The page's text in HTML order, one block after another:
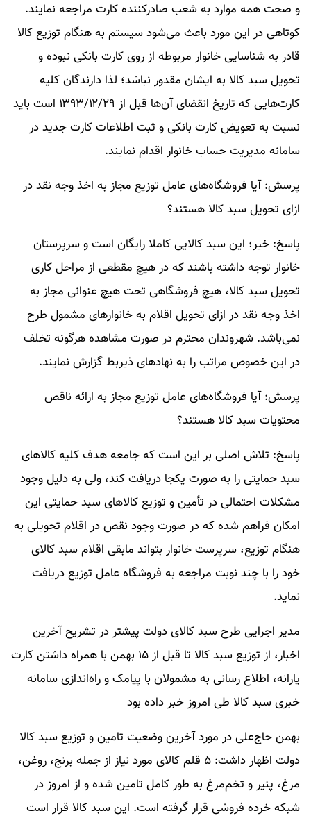
و صحت همه موارد به شعب صادرکننده کارت مراجعه نمایند.
کوتاهی در این مورد باعث می‌شود سیستم به هنگام توزیع کالا
قادر به شناسایی خانوار مربوطه از روی کارت بانکی نبوده و
تحویل سبد کالا به ایشان مقدور نباشد؛ لذا دارندگان کلیه
کارت‌هایی که تاریخ انقضای آن‌ها قبل از ۱۳۹۳/۱۲/۲۹ است باید
نسبت به تعویض کارت بانکی و ثبت اطلاعات کارت جدید در
سامانه مدیریت حساب خانوار اقدام نمایند.
پرسش: آیا فروشگاه‌های عامل توزیع مجاز به اخذ وجه نقد در
ازای تحویل سبد کالا هستند؟
پاسخ: خیر؛ این سبد کالایی کاملا رایگان است و سرپرستان
خانوار توجه داشته باشند که در هیچ مقطعی از مراحل کاری
تحویل سبد کالا، هیچ فروشگاهی تحت هیچ عنوانی مجاز به
اخذ وجه نقد در ازای تحویل اقلام به خانوار‌های مشمول طرح
نمی‌باشد. شهروندان محترم در صورت مشاهده هرگونه تخلف
در این خصوص مراتب را به نهاد‌های ذیربط گزارش نمایند.
پرسش: آیا فروشگاه‌های عامل توزیع مجاز به ارائه ناقص
محتویات سبد کالا هستند؟
پاسخ: تلاش اصلی بر این است که جامعه هدف کلیه کالا‌های
سبد حمایتی را به صورت یکجا دریافت کند، ولی به دلیل وجود
مشکلات احتمالی در تأمین و توزیع کالا‌های سبد حمایتی این
امکان فراهم شده که در صورت وجود نقص در اقلام تحویلی به
هنگام توزیع، سرپرست خانوار بتواند مابقی اقلام سبد کالای
خود را با چند نوبت مراجعه به فروشگاه عامل توزیع دریافت
نماید.
مدیر اجرایی طرح سبد کالای دولت پیشتر در تشریح آخرین
اخبار، از توزیع سبد کالا تا قبل از ۱۵ بهمن با همراه داشتن کارت
یارانه، اطلاع رسانی به مشمولان با پیامک و راه‌اندازی سامانه
خبری سبد کالا طی امروز خبر داده بود
بهمن حاج‌علی در مورد آخرین وضعیت تامین و توزیع سبد کالا
دولت اظهار داشت: ۵ قلم کالای مورد نیاز از جمله برنج، روغن،
مرغ، پنیر و تخم‌مرغ به طور کامل تامین شده و از امروز در
شبکه خرده فروشی قرار گرفته است. این سبد کالا قرار است